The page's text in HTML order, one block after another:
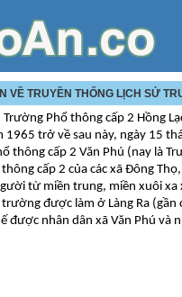
VỀ TRUYỀN THỐNG LỊCH SỬ
Phổ thông cấp 2 Hồng
trở về sau này, ngày 15
thông cấp 2 Văn Phú (nay là
cấp 2 của các xã Đông
từ miền trung, miền xuôi xa
trường được làm ở Làng Ra
được nhân dân xã Văn Phú và